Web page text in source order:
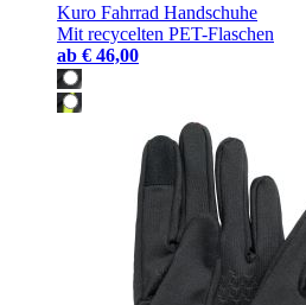
Kuro Fahrrad Handschuhe
Mit recycelten PET-Flaschen
ab € 46,00